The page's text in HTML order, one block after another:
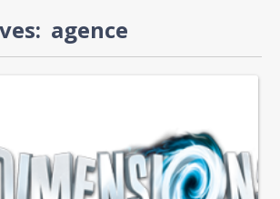
agence